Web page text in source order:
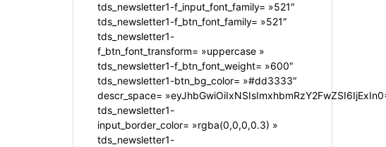
tds_newsletter1-f_input_font_family= »521″
tds_newsletter1-f_btn_font_family= »521″
tds_newsletter1-
f_btn_font_transform= »uppercase »
tds_newsletter1-f_btn_font_weight= »600″
tds_newsletter1-btn_bg_color= »#dd3333″
descr_space=
tds_newsletter1-
input_border_color= »rgba(0,0,0,0.3) »
tds_newsletter1-